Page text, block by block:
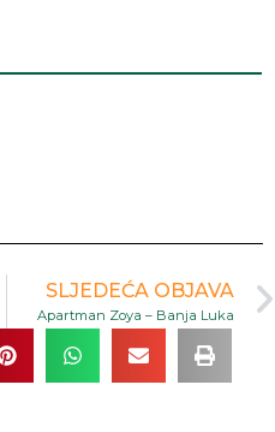
SLJEDEĆA OBJAVA
Apartman Zoya – Banja Luka